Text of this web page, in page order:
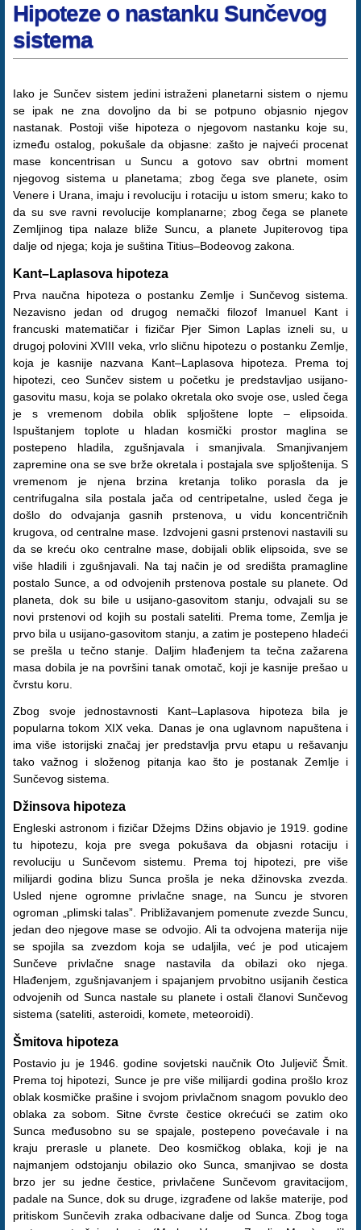
Hipoteze o nastanku Sunčevog
sistema
Iako je Sunčev sistem jedini istraženi planetarni sistem o njemu
se ipak ne zna dovoljno da bi se potpuno objasnio njegov
nastanak. Postoji više hipoteza o njegovom nastanku koje su,
između ostalog, pokušale da objasne: zašto je najveći procenat
mase koncentrisan u Suncu a gotovo sav obrtni moment
njegovog sistema u planetama; zbog čega sve planete, osim
Venere i Urana, imaju i revoluciju i rotaciju u istom smeru; kako to
da su sve ravni revolucije komplanarne; zbog čega se planete
Zemljinog tipa nalaze bliže Suncu, a planete Jupiterovog tipa
dalje od njega; koja je suština Titius–Bodeovog zakona.
Kant–Laplasova hipoteza
Prva naučna hipoteza o postanku Zemlje i Sunčevog sistema.
Nezavisno jedan od drugog nemački filozof Imanuel Kant i
francuski matematičar i fizičar Pjer Simon Laplas izneli su, u
drugoj polovini XVIII veka, vrlo sličnu hipotezu o postanku Zemlje,
koja je kasnije nazvana Kant–Laplasova hipoteza. Prema toj
hipotezi, ceo Sunčev sistem u početku je predstavljao usijano-
gasovitu masu, koja se polako okretala oko svoje ose, usled čega
je s vremenom dobila oblik spljoštene lopte – elipsoida.
Ispuštanjem toplote u hladan kosmički prostor maglina se
postepeno hladila, zgušnjavala i smanjivala. Smanjivanjem
zapremine ona se sve brže okretala i postajala sve spljoštenija. S
vremenom je njena brzina kretanja toliko porasla da je
centrifugalna sila postala jača od centripetalne, usled čega je
došlo do odvajanja gasnih prstenova, u vidu koncentričnih
krugova, od centralne mase. Izdvojeni gasni prstenovi nastavili su
da se kreću oko centralne mase, dobijali oblik elipsoida, sve se
više hladili i zgušnjavali. Na taj način je od središta pramagline
postalo Sunce, a od odvojenih prstenova postale su planete. Od
planeta, dok su bile u usijano-gasovitom stanju, odvajali su se
novi prstenovi od kojih su postali sateliti. Prema tome, Zemlja je
prvo bila u usijano-gasovitom stanju, a zatim je postepeno hladeći
se prešla u tečno stanje. Daljim hlađenjem ta tečna zažarena
masa dobila je na površini tanak omotač, koji je kasnije prešao u
čvrstu koru.
Zbog svoje jednostavnosti Kant–Laplasova hipoteza bila je
popularna tokom XIX veka. Danas je ona uglavnom napuštena i
ima više istorijski značaj jer predstavlja prvu etapu u rešavanju
tako važnog i složenog pitanja kao što je postanak Zemlje i
Sunčevog sistema.
Džinsova hipoteza
Engleski astronom i fizičar Džejms Džins objavio je 1919. godine
tu hipotezu, koja pre svega pokušava da objasni rotaciju i
revoluciju u Sunčevom sistemu. Prema toj hipotezi, pre više
milijardi godina blizu Sunca prošla je neka džinovska zvezda.
Usled njene ogromne privlačne snage, na Suncu je stvoren
ogroman „plimski talas”. Približavanjem pomenute zvezde Suncu,
jedan deo njegove mase se odvojio. Ali ta odvojena materija nije
se spojila sa zvezdom koja se udaljila, već je pod uticajem
Sunčeve privlačne snage nastavila da obilazi oko njega.
Hlađenjem, zgušnjavanjem i spajanjem prvobitno usijanih čestica
odvojenih od Sunca nastale su planete i ostali članovi Sunčevog
sistema (sateliti, asteroidi, komete, meteoroidi).
Šmitova hipoteza
Postavio ju je 1946. godine sovjetski naučnik Oto Juljevič Šmit.
Prema toj hipotezi, Sunce je pre više milijardi godina prošlo kroz
oblak kosmičke prašine i svojom privlačnom snagom povuklo deo
oblaka za sobom. Sitne čvrste čestice okrećući se zatim oko
Sunca međusobno su se spajale, postepeno povećavale i na
kraju prerasle u planete. Deo kosmičkog oblaka, koji je na
najmanjem odstojanju obilazio oko Sunca, smanjivao se dosta
brzo jer su jedne čestice, privlačene Sunčevom gravitacijom,
padale na Sunce, dok su druge, izgrađene od lakše materije, pod
pritiskom Sunčevih zraka odbacivane dalje od Sunca. Zbog toga